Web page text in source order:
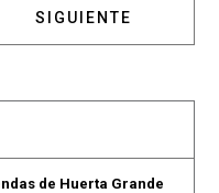
EL COLEGIO MONTE
ARTÍCULO
SIGUIENTE
de Huerta Grande